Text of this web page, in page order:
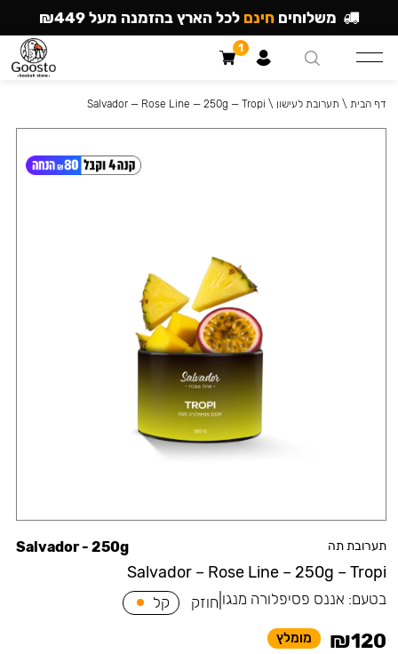
תערובת תה
Salvador – Rose Line – 250g – Tropi
Salvador - 250g
בטעם: אננס פסיפלורה מנגו חוזק קל
₪120 מומלץ
דף הבית \ תערובת לעישון \
Salvador — Rose Line — 250g — Tropi
משלוחים חינם לכל הארץ בהזמנה מעל ₪449
1